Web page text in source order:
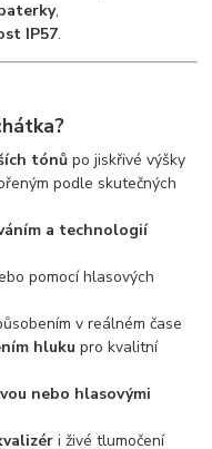
,
IP57.
tónů po jiskřivé výšky
podle skutečných
a technologií
pomocí hlasových
v reálném čase
hluku pro kvalitní
nebo hlasovými
i živé tlumočení